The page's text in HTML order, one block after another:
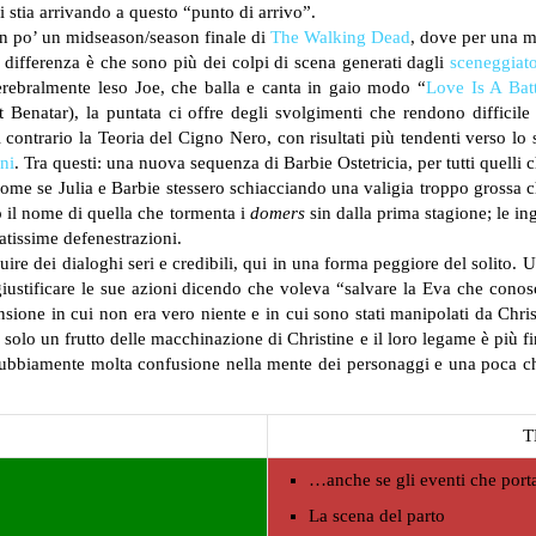
arrivando a questo “punto di arrivo”.
un midseason/season finale di The Walking Dead, dove per una
è che sono più dei colpi di scena generati dagli
leso Joe, che balla e canta in gaio modo “Love Is A
la puntata ci offre degli svolgimenti che rendono difficile
la Teoria del Cigno Nero, con risultati più tendenti verso lo
. Tra questi: una nuova sequenza di Barbie Ostetricia, per tutti quelli
se Julia e Barbie stessero schiacciando una valigia troppo
il nome di quella che tormenta i domers sin dalla prima stagione; le
defenestrazioni.
dei dialoghi seri e credibili, qui in una forma peggiore del solito.
le sue azioni dicendo che voleva “salvare la Eva che
in cui non era vero niente e in cui sono stati manipolati da
solo un frutto delle macchinazione di Christine e il loro legame è
molta confusione nella mente dei personaggi e una poca
…anche se gli eventi che
La scena del parto